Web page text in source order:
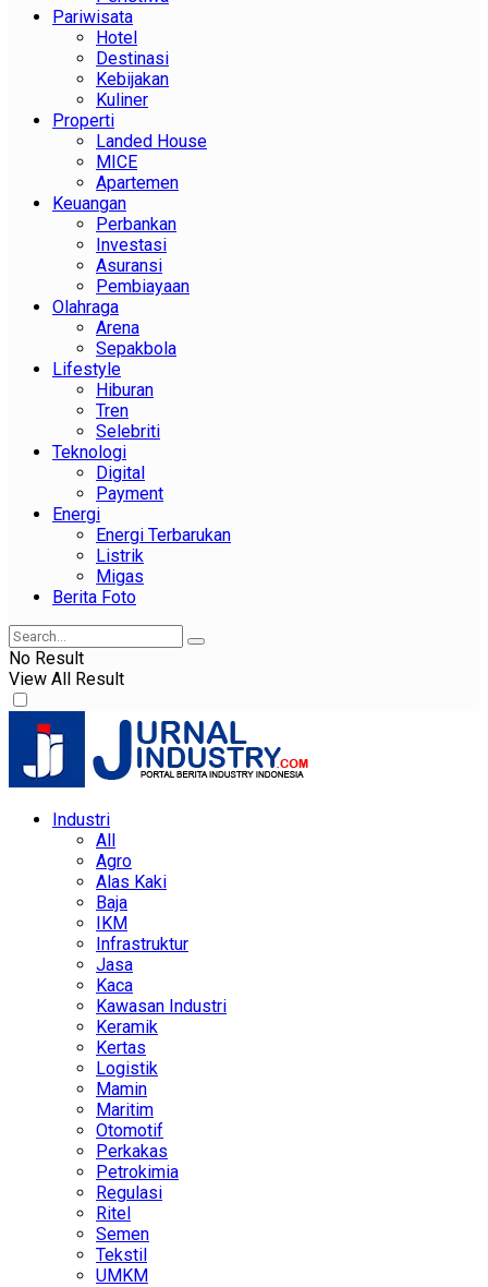
Pariwisata
Hotel
Destinasi
Kebijakan
Kuliner
Properti
Landed House
MICE
Apartemen
Keuangan
Perbankan
Investasi
Asuransi
Pembiayaan
Olahraga
Arena
Sepakbola
Lifestyle
Hiburan
Tren
Selebriti
Teknologi
Digital
Payment
Energi
Energi Terbarukan
Listrik
Migas
Berita Foto
No Result
View All Result
Industri
All
Agro
Alas Kaki
Baja
IKM
Infrastruktur
Jasa
Kaca
Kawasan Industri
Keramik
Kertas
Logistik
Mamin
Maritim
Otomotif
Perkakas
Petrokimia
Regulasi
Ritel
Semen
Tekstil
UMKM